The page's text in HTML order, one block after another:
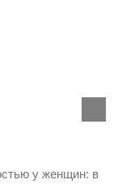
у женщин: в